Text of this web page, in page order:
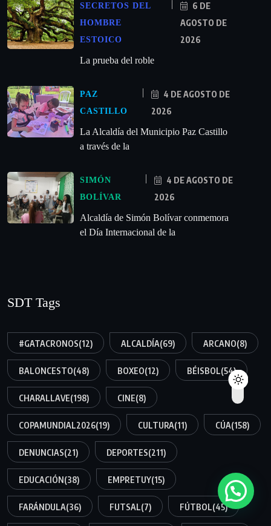
SECRETOS DEL
HOMBRE
ESTOICO
6 DE
AGOSTO DE
2026
La prueba del roble
PAZ
CASTILLO
4 DE AGOSTO DE
2026
La Alcaldía del Municipio Paz Castillo
a través de la
SIMÓN
BOLÍVAR
4 DE AGOSTO DE
2026
Alcaldía de Simón Bolívar conmemora
el Día Internacional de la
SDT Tags
#GATACRONOS(12) ALCALDÍA(69) ARCANO(8)
BALONCESTO(48) BOXEO(12) BÉISBOL(54)
CHARALLAVE(198) CINE(8)
COPAMUNDIAL2026(19) CULTURA(11) CÚA(158)
DENUNCIAS(21) DEPORTES(211)
EDUCACIÓN(38) EMPRETUY(15)
FARÁNDULA(36) FUTSAL(7) FÚTBOL(45)